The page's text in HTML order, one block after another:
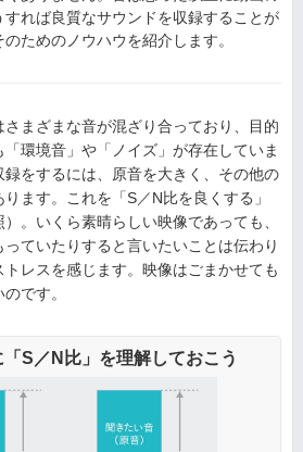
れば良質なサウンドを収録することが
ためのノウハウを紹介します。
まざまな音が混ざり合っており、目的
環境音」や「ノイズ」が存在していま
をするには、原音を大きく、その他の
ます。これを「S／N比を良くする」
。いくら素晴らしい映像であっても、
ていたりすると言いたいことは伝わり
レスを感じます。映像はごまかせても
です。
S／N比」を理解しておこう